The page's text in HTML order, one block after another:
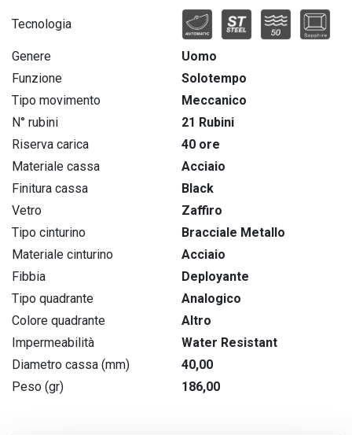
Tecnologia
Genere
Uomo
Funzione
Solotempo
Tipo movimento
Meccanico
N° rubini
21 Rubini
Riserva carica
40 ore
Materiale cassa
Acciaio
Finitura cassa
Black
Vetro
Zaffiro
Tipo cinturino
Bracciale Metallo
Materiale cinturino
Acciaio
Fibbia
Deployante
Tipo quadrante
Analogico
Colore quadrante
Altro
Impermeabilità
Water Resistant
Diametro cassa (mm)
40,00
Peso (gr)
186,00